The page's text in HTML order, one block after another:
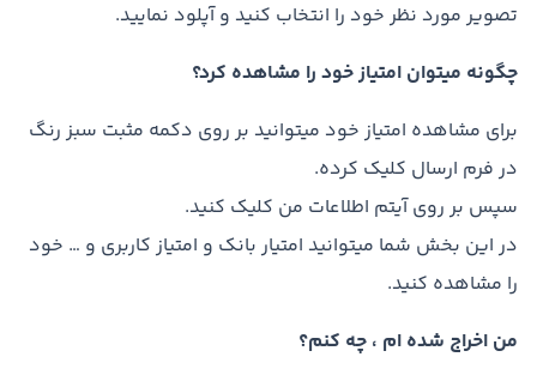
تصویر مورد نظر خود را انتخاب کنید و آپلود نمایید.
چگونه میتوان امتیاز خود را مشاهده کرد؟
برای مشاهده امتیاز خود میتوانید بر روی دکمه مثبت سبز رنگ
در فرم ارسال کلیک کرده.
سپس بر روی آیتم اطلاعات من کلیک کنید.
در این بخش شما میتوانید امتیار بانک و امتیاز کاربری و … خود
را مشاهده کنید.
من اخراج شده ام ، چه کنم؟